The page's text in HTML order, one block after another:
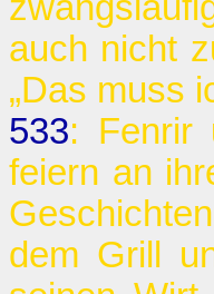
auch nicht
„Das muss
533: Fenrir
feiern an
dem Grill